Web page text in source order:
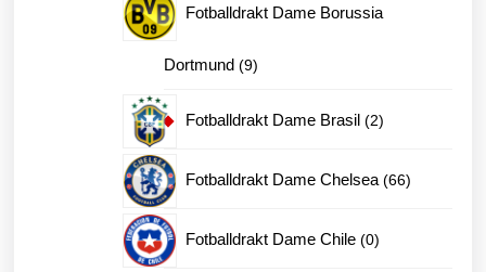
Fotballdrakt Dame Borussia
Dortmund 99
Fotballdrakt Dame Brasil 22
Fotballdrakt Dame Chelsea 6666
Fotballdrakt Dame Chile 00